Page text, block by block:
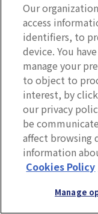
ルーチンワークは
仕事を終わらせよ
員に求めてしまう
期限内に仕事を終
の仕方に少しぐら
のではないでしょ
創造性を奨励す
Our
access
identifiers, to
device. You
manage your
to object to
interest, by
our privacy
be
affect browsing
information
Cookies Policy
Manage